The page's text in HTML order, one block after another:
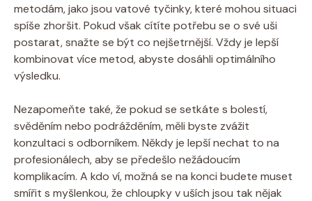
metodám, jako jsou vatové tyčinky, které mohou situaci
spíše zhoršit. Pokud však cítíte potřebu se o své uši
postarat, snažte se být co nejšetrnější. Vždy je lepší
kombinovat více metod, abyste dosáhli optimálního
výsledku.
Nezapomeňte také, že pokud se setkáte s bolestí,
svěděním nebo podrážděním, měli byste zvážit
konzultaci s odborníkem. Někdy je lepší nechat to na
profesionálech, aby se předešlo nežádoucím
komplikacím. A kdo ví, možná se na konci budete muset
smířit s myšlenkou, že chloupky v uších jsou tak nějak